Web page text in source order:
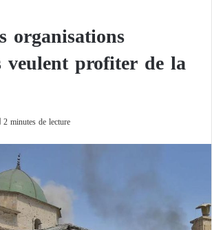
organisations
veulent profiter de la
2 minutes de lecture